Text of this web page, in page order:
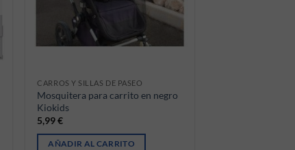
CARROS Y SILLAS DE PASEO
Mosquitera para carrito en negro
Kiokids
5,99€
AÑADIR AL CARRITO